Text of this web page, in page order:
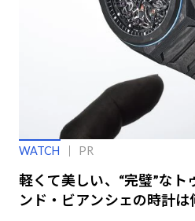
WATCH PR
軽くて美しい、“完璧”なト
ンド・ビアンシェの時計は